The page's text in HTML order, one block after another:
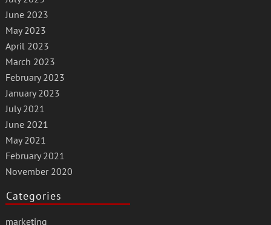
June 2023
May 2023
April 2023
March 2023
February 2023
January 2023
July 2021
June 2021
May 2021
February 2021
November 2020
Categories
marketing